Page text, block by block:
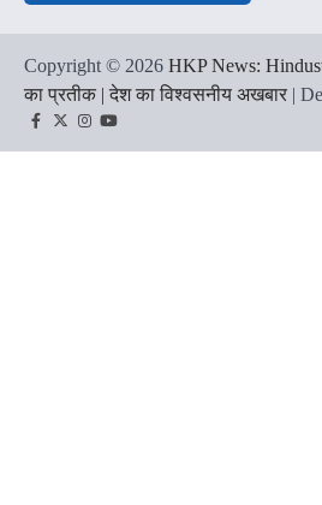
Copyright © 2026 HKP News:
का प्रतीक | देश का विश्वसनीय अखबार |
Facebook
TwitterInstagram
YouTube